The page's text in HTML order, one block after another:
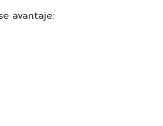
avantaje: